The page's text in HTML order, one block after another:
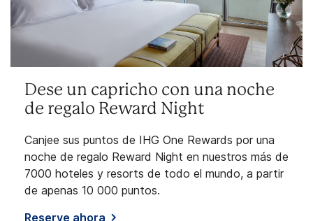
Dese un capricho con una noche
de regalo Reward Night
Canjee sus puntos de IHG One Rewards por una
noche de regalo Reward Night en nuestros más de
7000 hoteles y resorts de todo el mundo, a partir
de apenas 10 000 puntos.
Reserve ahora